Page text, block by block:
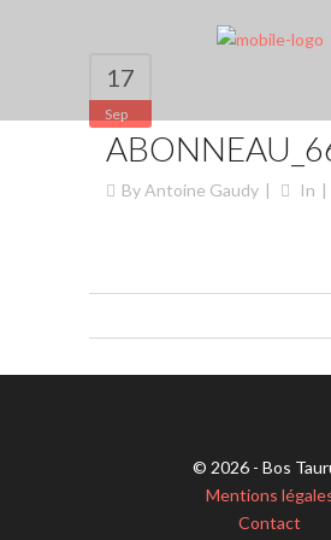
17
Sep
ByAntoine Gaudy In
© 2026 - Bos
Mentions
Contact